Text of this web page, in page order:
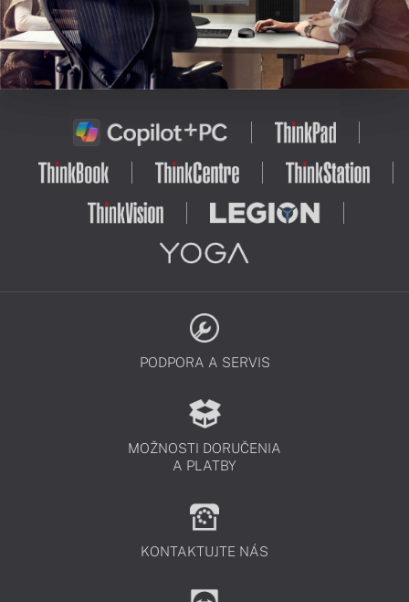
PODPORA A SERVIS
MOŽNOSTI DORUČENIA
A PLATBY
KONTAKTUJTE NÁS